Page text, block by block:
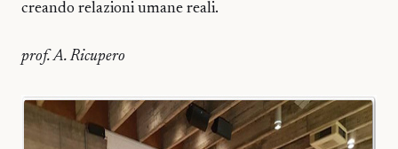
creando relazioni umane reali.
prof. A. Ricupero